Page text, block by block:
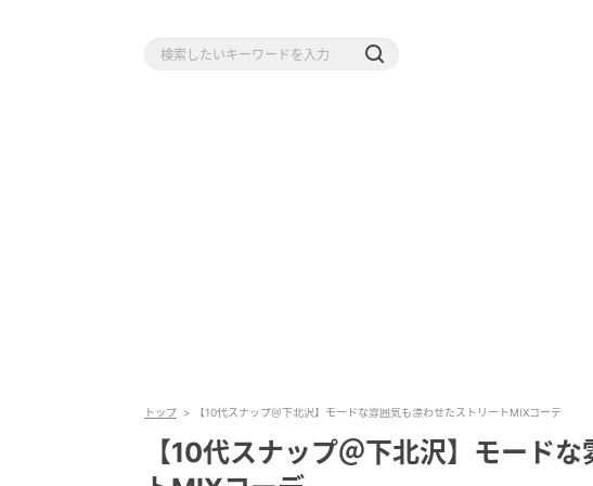
トップ 【10代スナップ＠下北沢】モードな雰囲気も漂わせたストリートMIXコーデ
【10代スナップ＠下北沢】モード